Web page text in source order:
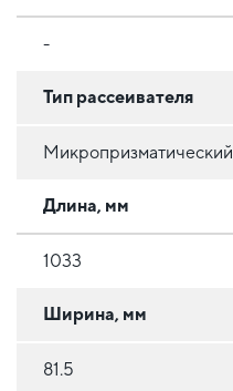
-
Тип рассеивателя
Микропризматический
Длина, мм
1033
Ширина, мм
81.5